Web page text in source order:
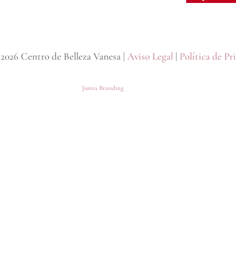
2026 Centro de Belleza Vanesa | Aviso Legal | Política de
Junna Branding